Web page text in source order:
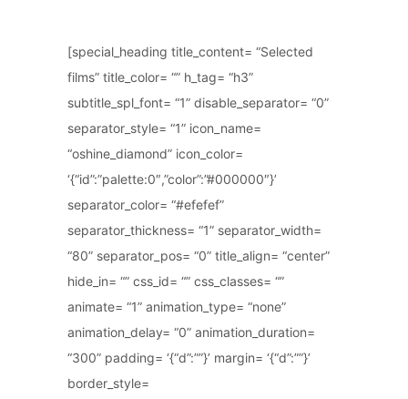
[special_heading title_content= “Selected
films” title_color= “” h_tag= “h3”
subtitle_spl_font= “1” disable_separator= “0”
separator_style= “1” icon_name=
“oshine_diamond” icon_color=
‘{“id”:”palette:0″,”color”:”#000000″}’
separator_color= “#efefef”
separator_thickness= “1” separator_width=
“80” separator_pos= “0” title_align= “center”
hide_in= “” css_id= “” css_classes= “”
animate= “1” animation_type= “none”
animation_delay= “0” animation_duration=
“300” padding= ‘{“d”:””}’ margin= ‘{“d”:””}’
border_style=